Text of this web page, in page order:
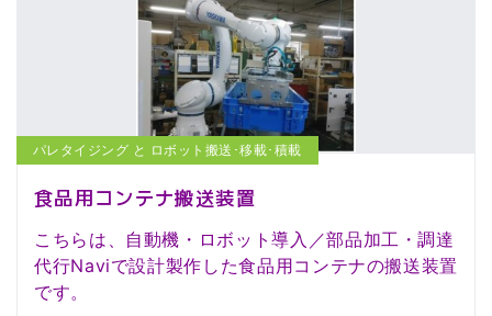
パレタイジング と ロボット搬送･移載･積載
食品用コンテナ搬送装置
こちらは、自動機・ロボット導入／部品加工・調達
代行Naviで設計製作した食品用コンテナの搬送装置
です。